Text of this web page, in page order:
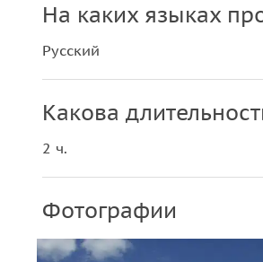
На каких языках
Русский
Какова
2 ч.
Фотографии